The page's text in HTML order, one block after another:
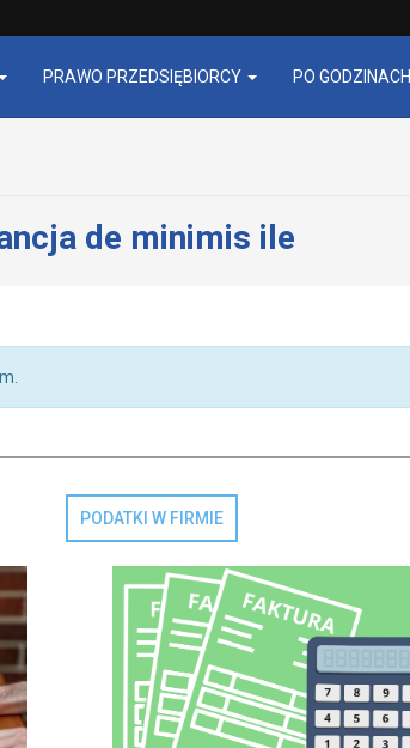
PRAWO PRZEDSIĘBIORCY PO GODZINACH
de minimis ile
PODATKI W FIRMIE